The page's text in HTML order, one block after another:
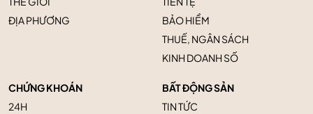
ĐỊA PHƯƠNG
BẢO HIỂM
THUẾ, NGÂN SÁCH
KINH DOANH SỐ
CHỨNG KHOÁN
24H
BẤT ĐỘNG SẢN
TIN TỨC